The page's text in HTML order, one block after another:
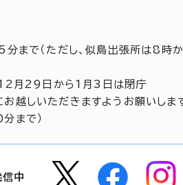
まで（ただし、似島出張所は8時
12月29日から1月3日は閉庁
越しいただきますようお願いします
まで）
中